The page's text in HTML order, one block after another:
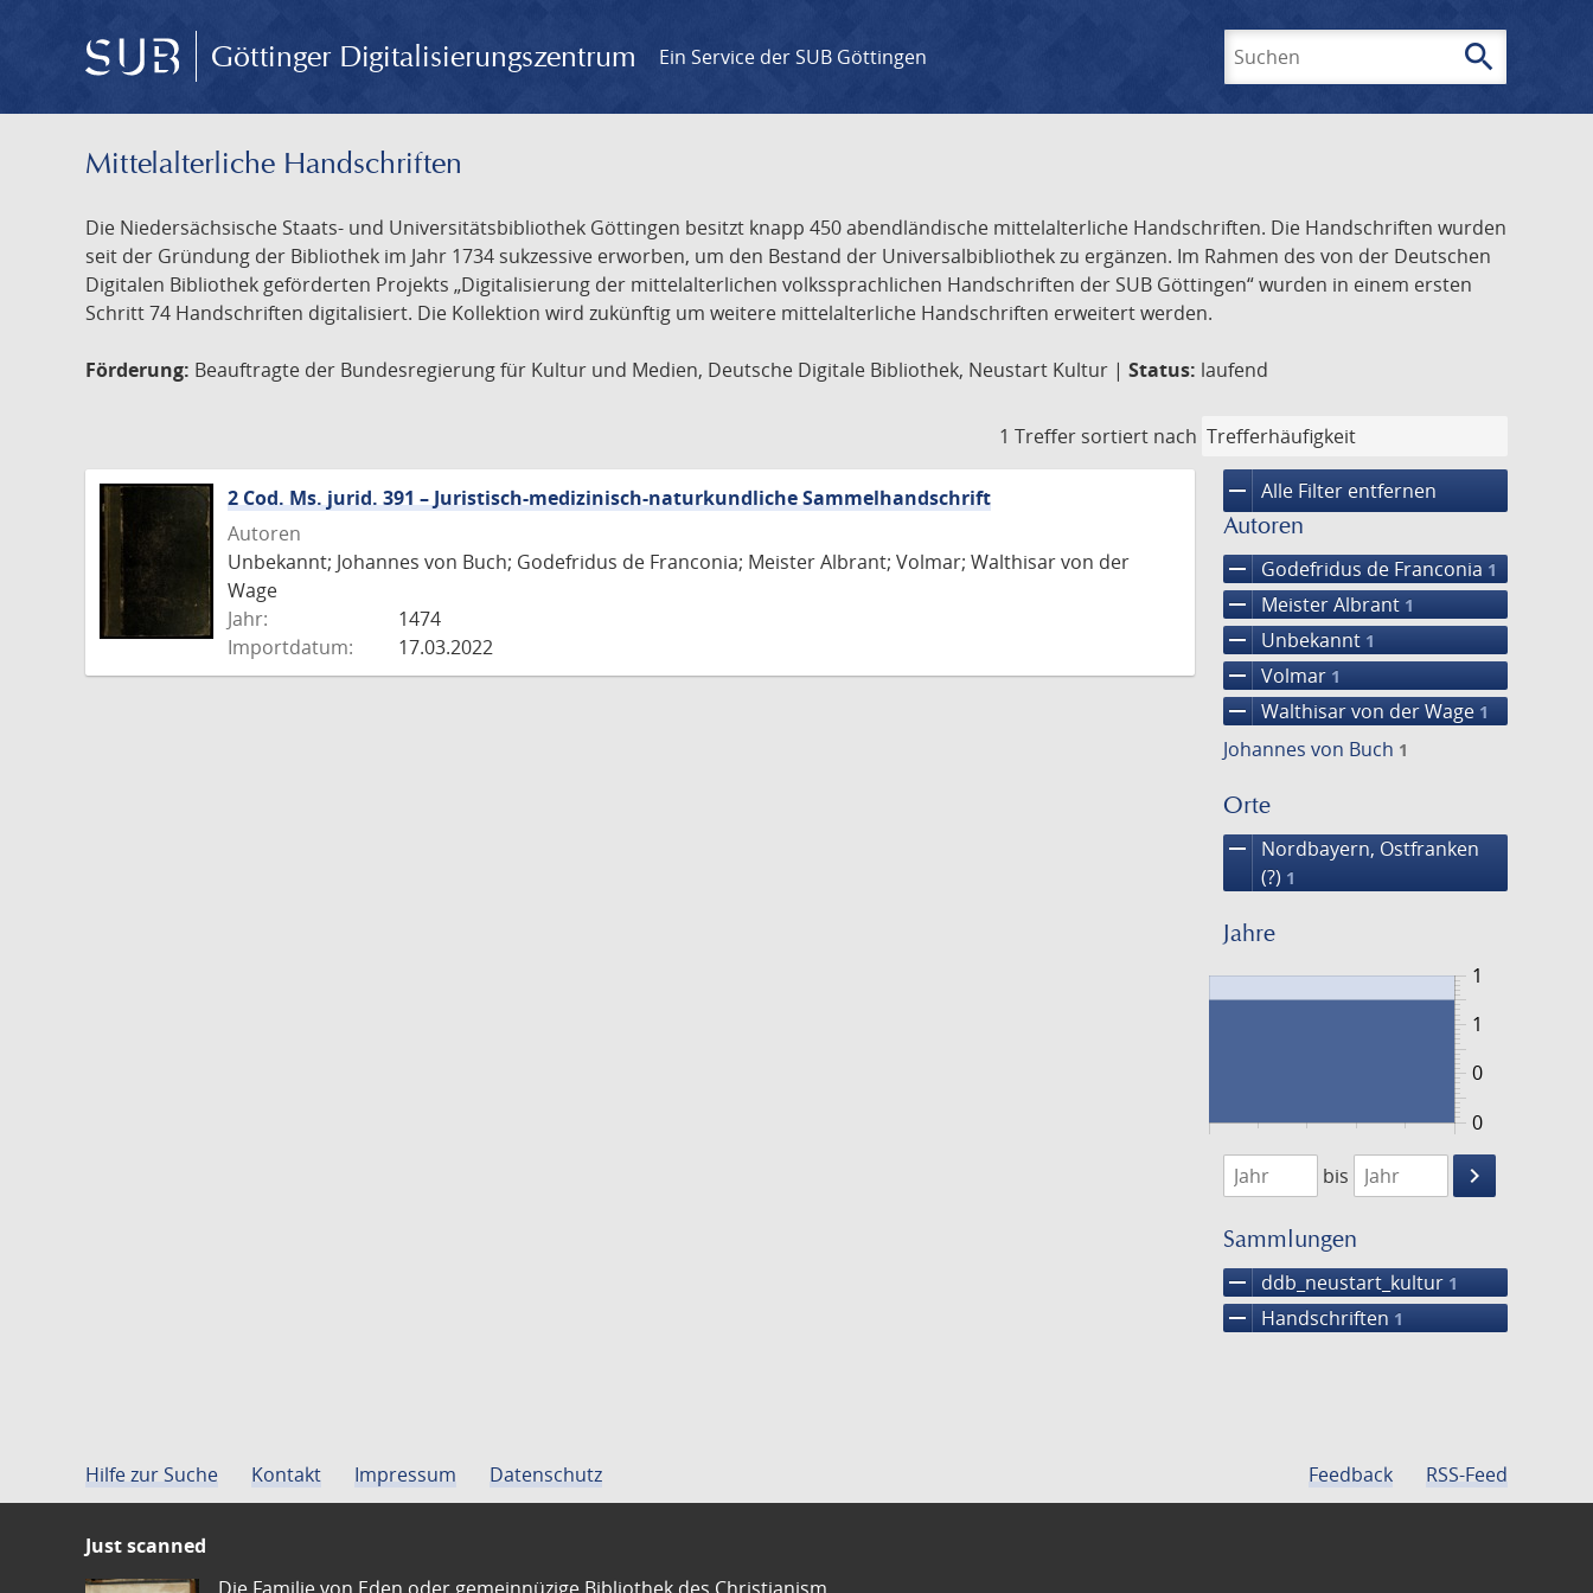
Göttinger Digitalisierungszentrum Ein Service der SUB Göttingen search
Mittelalterliche Handschriften
Die Niedersächsische Staats- und Universitätsbibliothek Göttingen besitzt knapp 450 abendländische mittelalterliche Handschriften. Die Handschriften wurden
seit der Gründung der Bibliothek im Jahr 1734 sukzessive erworben, um den Bestand der Universalbibliothek zu ergänzen. Im Rahmen des von der Deutschen
Digitalen Bibliothek geförderten Projekts „Digitalisierung der mittelalterlichen volkssprachlichen Handschriften der SUB Göttingen“ wurden in einem ersten
Schritt 74 Handschriften digitalisiert. Die Kollektion wird zukünftig um weitere mittelalterliche Handschriften erweitert werden.
Förderung: Beauftragte der Bundesregierung für Kultur und Medien, Deutsche Digitale Bibliothek, Neustart Kultur | Status: laufend
1 Treffer sortiert nach
remove Alle Filter entfernen
Autoren
remove Godefridus de Franconia 1
remove Meister Albrant 1
remove Unbekannt 1
remove Volmar 1
remove Walthisar von der Wage 1
Johannes von Buch 1
Orte
remove
Nordbayern, Ostfranken
(?) 1
Jahre
0
1
0
1
1474
1475
bis
keyboard_arrow_right
Suche
Sammlungen
remove ddb_neustart_kultur 1
remove Handschriften 1
2 Cod. Ms. jurid. 391 – Juristisch-medizinisch-naturkundliche Sammelhandschrift
Autoren
Unbekannt; Johannes von Buch; Godefridus de Franconia; Meister Albrant; Volmar; Walthisar von der
Wage
Jahr:
1474
Importdatum:
17.03.2022
Hilfe zur Suche Kontakt Impressum Datenschutz Feedback RSS-Feed
Just scanned